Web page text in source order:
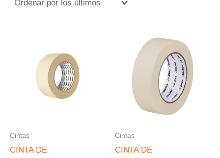
Cintas
CINTA DE
Cintas
CINTA DE